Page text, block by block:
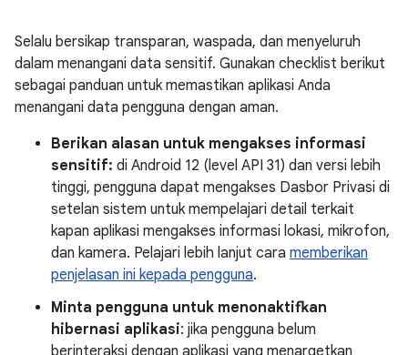
Selalu bersikap transparan, waspada, dan menyeluruh
dalam menangani data sensitif. Gunakan checklist berikut
sebagai panduan untuk memastikan aplikasi Anda
menangani data pengguna dengan aman.
Berikan alasan untuk mengakses informasi
sensitif: di Android 12 (level API 31) dan versi lebih
tinggi, pengguna dapat mengakses Dasbor Privasi di
setelan sistem untuk mempelajari detail terkait
kapan aplikasi mengakses informasi lokasi, mikrofon,
dan kamera. Pelajari lebih lanjut cara memberikan
penjelasan ini kepada pengguna.
Minta pengguna untuk menonaktifkan
hibernasi aplikasi: jika pengguna belum
berinteraksi dengan aplikasi yang menargetkan